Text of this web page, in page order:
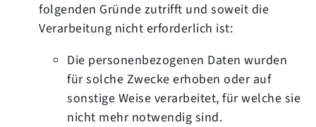
folgenden Gründe zutrifft und soweit die
Verarbeitung nicht erforderlich ist:
Die personenbezogenen Daten wurden
für solche Zwecke erhoben oder auf
sonstige Weise verarbeitet, für welche sie
nicht mehr notwendig sind.